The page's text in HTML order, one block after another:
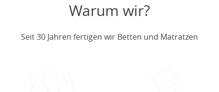
Warum wir?
Seit 30 Jahren fertigen wir Betten und Matratzen